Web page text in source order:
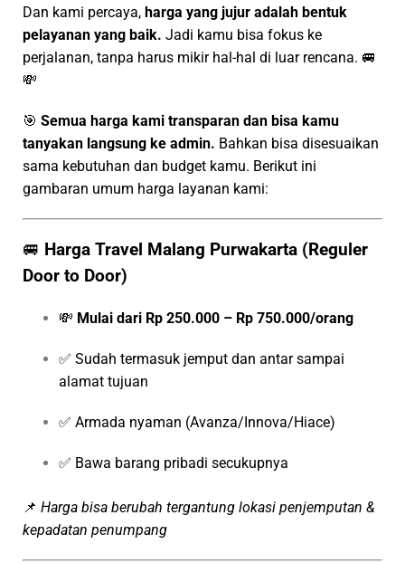
Dan kami percaya, harga yang jujur adalah bentuk
pelayanan yang baik. Jadi kamu bisa fokus ke
perjalanan, tanpa harus mikir hal-hal di luar rencana. 🚐
💸
🎯 Semua harga kami transparan dan bisa kamu
tanyakan langsung ke admin. Bahkan bisa disesuaikan
sama kebutuhan dan budget kamu. Berikut ini
gambaran umum harga layanan kami:
🚐 Harga Travel Malang Purwakarta (Reguler
Door to Door)
💸 Mulai dari Rp 250.000 – Rp 750.000/orang
✅ Sudah termasuk jemput dan antar sampai
alamat tujuan
✅ Armada nyaman (Avanza/Innova/Hiace)
✅ Bawa barang pribadi secukupnya
📌 Harga bisa berubah tergantung lokasi penjemputan &
kepadatan penumpang